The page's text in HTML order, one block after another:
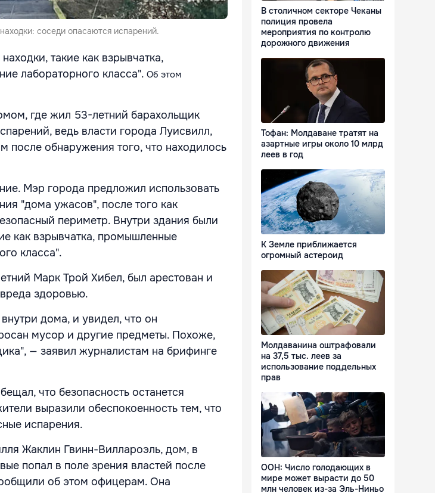
соседи опасаются испарений.
такие как взрывчатка,
лабораторного класса". Об этом
где жил 53-летний барахольщик
ведь власти города Луисвилл,
после обнаружения того, что находилось
Мэр города предложил использовать
"дома ужасов", после того как
периметр. Внутри здания были
как взрывчатка, промышленные
класса".
Марк Трой Хибел, был арестован и
здоровью.
дома, и увидел, что он
мусор и другие предметы. Похоже,
— заявил журналистам на брифинге
что безопасность останется
выразили обеспокоенность тем, что
испарения.
Жаклин Гвинн-Виллароэль, дом, в
попал в поле зрения властей после
об этом офицерам. Она
В столичном секторе Чеканы
полиция провела
мероприятия по контролю
дорожного движения
Тофан: Молдаване тратят на
азартные игры около 10 млрд
леев в год
К Земле приближается
огромный астероид
Молдаванина оштрафовали
на 37,5 тыс. леев за
использование поддельных
прав
ООН: Число голодающих в
мире может вырасти до 50
млн человек из-за Эль-Ниньо